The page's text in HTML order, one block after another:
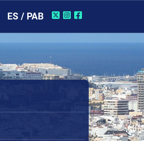
ES / PAB